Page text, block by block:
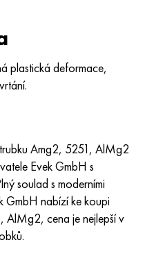
plastická deformace,
Amg2, 5251, AlMg2
Evek GmbH s
soulad s moderními
GmbH nabízí ke koupi
AlMg2, cena je nejlepší v